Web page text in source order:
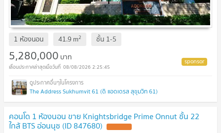
1 ห้องนอน 41.9 m2 ชั้น 1-5
5,280,000 บาท
08/08/2026 2:25:45
The Address Sukhumvit 61 (ดิ แอดเดรส สุขุมวิท 61)
คอนโด 1 ห้องนอน ขาย Knightsbridge Prime Onnut ชั้น 22
ใกล้ BTS อ่อนนุช (ID 847680)